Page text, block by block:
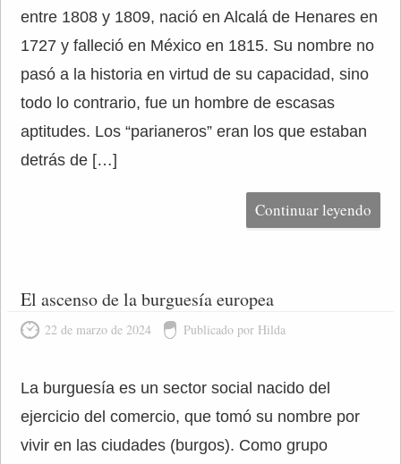
entre 1808 y 1809, nació en Alcalá de Henares en
1727 y falleció en México en 1815. Su nombre no
pasó a la historia en virtud de su capacidad, sino
todo lo contrario, fue un hombre de escasas
aptitudes. Los “parianeros” eran los que estaban
detrás de […]
Continuar leyendo
El ascenso de la burguesía europea
22 de marzo de 2024 Publicado por Hilda
La burguesía es un sector social nacido del
ejercicio del comercio, que tomó su nombre por
vivir en las ciudades (burgos). Como grupo